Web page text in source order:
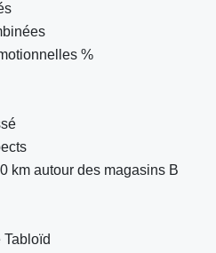
%
km autour des magasins B